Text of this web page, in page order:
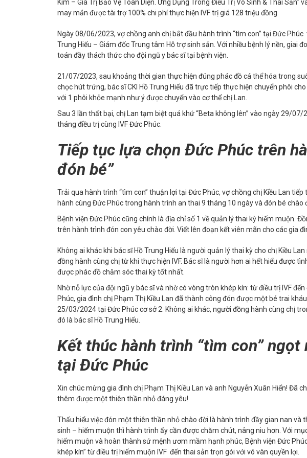
Kim – Giá Trị Bảo Vệ Toàn Diện. Ứng Dụng Trong Điều Trị Vô Sinh & Thai Sản”
may mắn được tài trợ 100% chi phí thực hiện IVF trị giá 128 triệu đồng
Ngày 08/06/2023, vợ chồng anh chị bắt đầu hành trình “tìm con” tại Đức Phúc
Trung Hiếu – Giám đốc Trung tâm Hỗ trợ sinh sản. Với nhiều bệnh lý nền, giai
toán đầy thách thức cho đội ngũ y bác sĩ tại bệnh viện.
21/07/2023, sau khoảng thời gian thực hiện đúng phác đồ cá thể hóa trong
chọc hút trứng, bác sĩ CKI Hồ Trung Hiếu đã trực tiếp thực hiện chuyển phôi
với 1 phôi khỏe mạnh như ý được chuyển vào cơ thể chị Lan.
Sau 3 lần thất bại, chị Lan tạm biệt quá khứ “Beta không lên” vào ngày 29/
tháng điều trị cùng IVF Đức Phúc.
Tiếp tục lựa chọn Đức Phúc trên
đón bé”
Trải qua hành trình “tìm con” thuận lợi tại Đức Phúc, vợ chồng chị Kiều Lan
hành cùng Đức Phúc trong hành trình an thai 9 tháng 10 ngày và đón bé chào
Bệnh viện Đức Phúc cũng chính là địa chỉ số 1 về quản lý thai kỳ hiếm muộn.
trên hành trình đón con yêu chào đời. Viết lên đoạn kết viên mãn cho các gia
Không ai khác khi bác sĩ Hồ Trung Hiếu là người quản lý thai kỳ cho chị Kiều
đồng hành cùng chị từ khi thực hiện IVF. Bác sĩ là người hơn ai hết hiểu được
được phác đồ chăm sóc thai kỳ tốt nhất.
Nhờ nỗ lực của đội ngũ y bác sĩ và nhờ có vòng tròn khép kín: từ điều trị IVF
Phúc, gia đình chị Phạm Thị Kiều Lan đã thành công đón được một bé trai
25/03/2024 tại Đức Phúc cơ sở 2. Không ai khác, người đồng hành cùng chị
đó là bác sĩ Hồ Trung Hiếu.
Kết thúc hành trình “tìm con”
tại Đức Phúc
Xin chúc mừng gia đình chị Phạm Thị Kiều Lan và anh Nguyễn Xuân Hiển! Đã
thêm được một thiên thần nhỏ đáng yêu!
Thấu hiểu việc đón một thiên thần nhỏ chào đời là hành trình đầy gian nan và
sinh – hiếm muộn thì hành trình ấy cần được chăm chút, nâng niu hơn. Với
hiếm muộn và hoàn thành sứ mệnh ươm mầm hạnh phúc, Bệnh viện Đức
khép kín” từ điều trị hiếm muộn IVF đến thai sản trọn gói với vô vàn quyền lợi.